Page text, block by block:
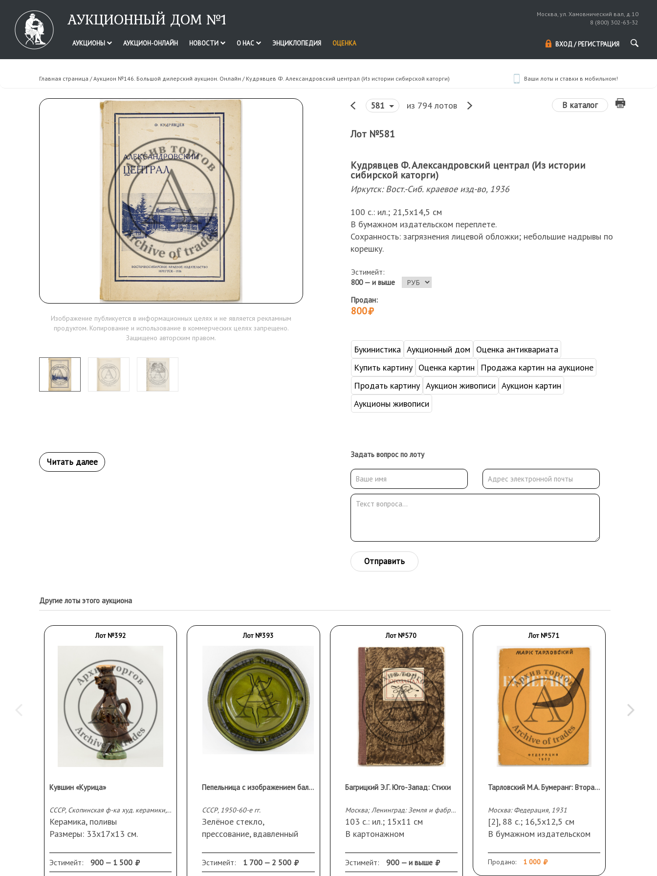
АУКЦИОННЫЙ ДОМ №1
Москва, ул. Хамовнический вал, д.10
8 (800) 302-63-32
АУКЦИОНЫ АУКЦИОН-ОНЛАЙН НОВОСТИ О НАС ЭНЦИКЛОПЕДИЯ ОЦЕНКА ВХОД / РЕГИСТРАЦИЯ
Главная страница /Аукцион №146. Большой дилерский аукцион. Онлайн / Кудрявцев Ф. Александровский централ (Из истории сибирской каторги) Ваши лоты и ставки в мобильном!
Изображение публикуется в информационных целях и не является рекламным
продуктом. Копирование и использование в коммерческих целях запрещено.
Защищено авторским правом.
581 из 794 лотов В каталог
Лот №581
Кудрявцев Ф. Александровский централ (Из истории
сибирской каторги)
Иркутск: Вост.-Сиб. краевое изд-во, 1936
100 с.: ил.; 21,5х14,5 см
В бумажном издательском переплете.
Сохранность: загрязнения лицевой обложки; небольшие надрывы по
корешку.
Эстимейт:
800 — и выше
Продан:
800
Букинистика Аукционный дом
Оценка антиквариата
Купить картину Оценка картин
Продажа картин на аукционе
Продать картину Аукцион живописи Аукцион картин
Аукционы живописи
Задать вопрос по лоту
Отправить
Другие лоты этого аукциона
Лот №392
Кувшин «Курица»
СССР, Скопинская ф-ка худ. керамики, 1950-70-е гг.
Керамика, поливы
Размеры: 33х17х13 см.
тесте.
Сохранность: крышка
Эстимейт: 900 — 1 500
Лот №393
Пепельница с изображением балерины
СССР, 1950-60-е гг.
Зелёное стекло,
прессование, вдавленный
Диаметр 16 см.
Сохранность: следы
Эстимейт: 1 700 — 2 500
Лот №570
Багрицкий Э.Г. Юго-Запад: Стихи
Москва; Ленинград: Земля и фабрика, 1930
103 с.: ил.; 15х11 см
В картонажном
Сохранность: потертости по
краям переплета;утрата стр.
Эстимейт: 900 — и выше
Лот №571
Тарловский М.А. Бумеранг: Вторая книга стихов
Москва: Федерация, 1931
[2], 88 с.; 16,5х12,5 см
В бумажном издательском
Сохранность: надрывы и
Продано: 1 000